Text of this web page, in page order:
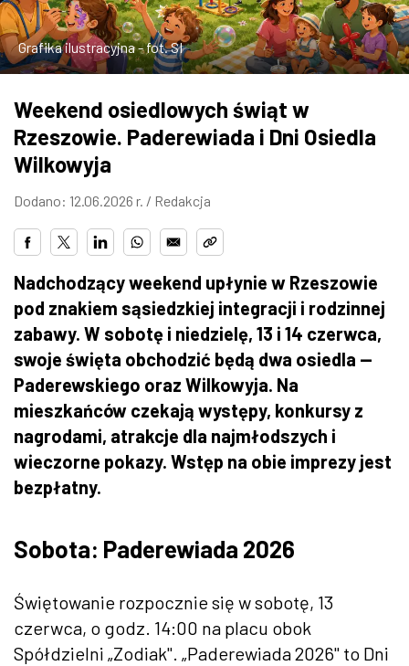
ZDJĘCIA
W RZESZOWIE
Grafika ilustracyjna - fot. SI
Weekend osiedlowych świąt w
Rzeszowie. Paderewiada i Dni Osiedla
Wilkowyja
Dodano: 12.06.2026 r. / Redakcja
Nadchodzący weekend upłynie w Rzeszowie
pod znakiem sąsiedzkiej integracji i rodzinnej
zabawy. W sobotę i niedzielę, 13 i 14 czerwca,
swoje święta obchodzić będą dwa osiedla —
Paderewskiego oraz Wilkowyja. Na
mieszkańców czekają występy, konkursy z
nagrodami, atrakcje dla najmłodszych i
wieczorne pokazy. Wstęp na obie imprezy jest
bezpłatny.
Sobota: Paderewiada 2026
Świętowanie rozpocznie się w sobotę, 13
czerwca, o godz. 14:00 na placu obok
Spółdzielni „Zodiak". „Paderewiada 2026" to Dni